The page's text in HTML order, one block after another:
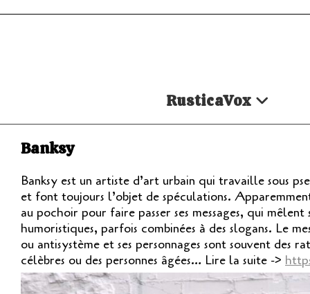
to
RusticaVox
Banksy
Banksy est un artiste d’art urbain qui travaille sous
et font toujours l’objet de spéculations.
au pochoir pour faire passer ses messages, qui
humoristiques, parfois combinées à des slogans. Le
ou antisystème et ses personnages sont souvent des
célèbres ou des personnes âgées… Lire la suite ->